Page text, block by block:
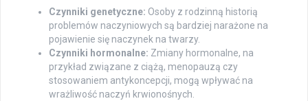
Czynniki genetyczne: Osoby z rodzinną historią
problemów naczyniowych są bardziej narażone na
pojawienie się naczynek na twarzy.
Czynniki hormonalne: Zmiany hormonalne, na
przykład związane z ciążą, menopauzą czy
stosowaniem antykoncepcji, mogą wpływać na
wrażliwość naczyń krwionośnych.